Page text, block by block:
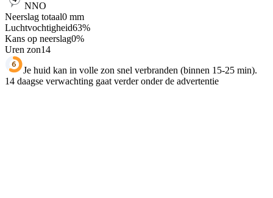
NNO
Neerslag totaal0 mm
Luchtvochtigheid63%
Kans op neerslag0%
Uren zon14
Je huid kan in volle zon snel verbranden (binnen 15-25 min).
14 daagse verwachting gaat verder onder de advertentie